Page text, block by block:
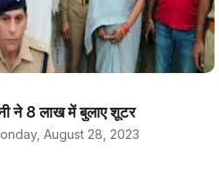
ने 8 लाख में बुलाए शूटर
August 28, 2023